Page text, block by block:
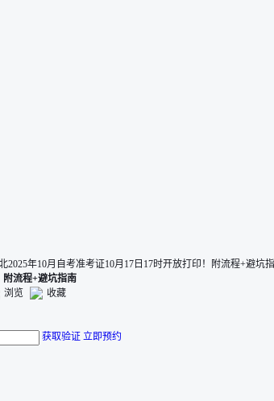
2025年10月自考准考证10月17日17时开放打印！附流程+避坑
附流程+避坑指南
浏览
收藏
获取验证 立即预约